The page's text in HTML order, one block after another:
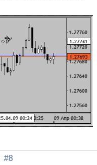
#8